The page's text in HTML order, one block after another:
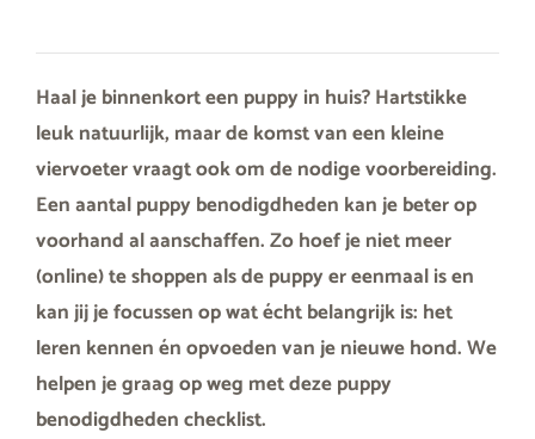
Haal je binnenkort een puppy in huis? Hartstikke
leuk natuurlijk, maar de komst van een kleine
viervoeter vraagt ook om de nodige voorbereiding.
Een aantal puppy benodigdheden kan je beter op
voorhand al aanschaffen. Zo hoef je niet meer
(online) te shoppen als de puppy er eenmaal is en
kan jij je focussen op wat écht belangrijk is: het
leren kennen én opvoeden van je nieuwe hond. We
helpen je graag op weg met deze puppy
benodigdheden checklist.